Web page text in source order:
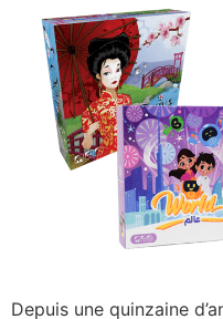
Depuis une quinzaine